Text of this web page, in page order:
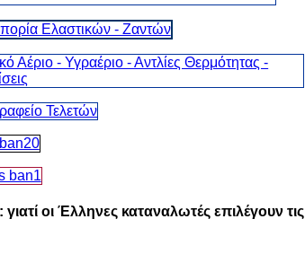
οι Έλληνες καταναλωτές επιλέγουν τις